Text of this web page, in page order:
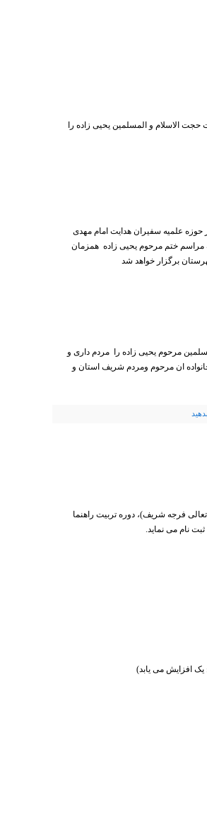
الاسلام و المسلمین یحیی زاده را
علمیه سفیران هدایت امام مهدی
مراسم ختم مرحوم یحیی زاده همزمان
مرحوم یحیی زاده را مردم داری و
ان مرحوم ومردم شریف استان و
فرجه شریف)، دوره تربیت راهنما